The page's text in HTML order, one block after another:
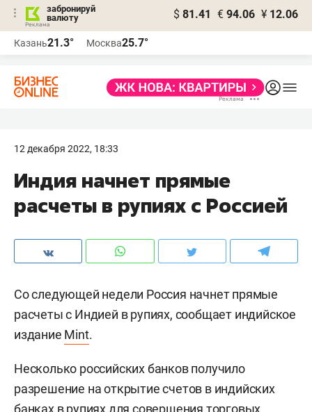
забронируй
валюту
$ 81.41 € 94.06 ¥ 12.06
Казань21.3° Москва25.7°
12 декабря 2022, 18:33
Индия начнет прямые
расчеты в рупиях с Россией
Со следующей недели Россия начнет прямые
расчеты с Индией в рупиях, сообщает индийское
издание Mint.
Несколько российских банков получило
разрешение на открытие счетов в индийских
банках в рупиях для совершения торговых